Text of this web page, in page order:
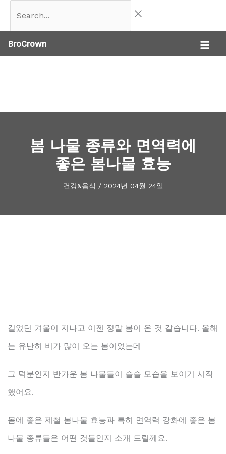
BroCrown
봄 나물 종류와 면역력에
좋은 봄나물 효능
건강&음식 / 2024년 04월 24일
길었던 겨울이 지나고 이젠 정말 봄이 온 것 같습니다. 올해
는 유난히 비가 많이 오는 봄이었는데
그 덕분인지 반가운 봄 나물들이 슬슬 모습을 보이기 시작
했어요.
몸에 좋은 제철 봄나물 효능과 특히 면역력 강화에 좋은 봄
나물 종류들은 어떤 것들인지 소개 드릴께요.